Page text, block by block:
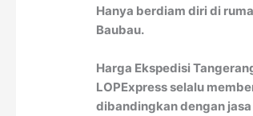
Hanya berdiam diri di
Baubau.
Harga Ekspedisi
LOPExpress selalu
dibandingkan dengan